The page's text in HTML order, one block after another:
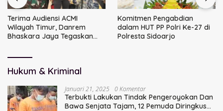
Terima Audiensi ACMI
Wilayah Timur, Danrem
Bhaskara Jaya Tegaskan
Komitmen Pengabdian
dalam HUT PP Polri Ke-27 di
Polresta Sidoarjo
Hukum & Kriminal
Januari 21, 2025 0 Komentar
Terbukti Lakukan Tindak Pengeroyokan Dan
Bawa Senjata Tajam, 12 Pemuda Diringkus